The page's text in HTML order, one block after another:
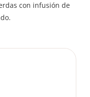
con infusión de